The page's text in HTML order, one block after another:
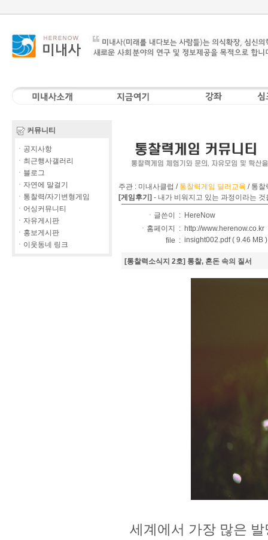
커뮤니티
ㆍ공지사항
ㆍ최근행사갤러리
ㆍ블로그
ㆍ자연에 말걸기
ㆍ통찰력/자기변형게임
ㆍ어싱커뮤니티
ㆍ자유게시판
ㆍ홍보게시판
ㆍ이웃동네 링크
주관 : 미내사클럽 / 통찰력게임 딜러교육 / 통찰
[게임후기] - 내가 비워지고 있는 과정이라는 것
ㆍ글쓴이 : HereNow
ㆍ홈페이지 : http://www.herenow.co.kr
file : insight002.pdf ( 9.46 MB )
[통찰력소식지 2호] 통찰, 혼돈 속의 질서
세계에서 가장 많은